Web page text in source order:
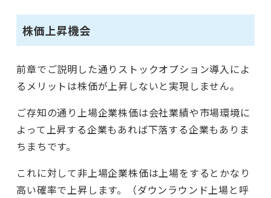
株価上昇機会
前章でご説明した通りストックオプション導入によ
るメリットは株価が上昇しないと実現しません。
ご存知の通り上場企業株価は会社業績や市場環境に
よって上昇する企業もあれば下落する企業もありま
ちまちです。
これに対して非上場企業株価は上場をするとかなり
高い確率で上昇します。（ダウンラウンド上場と呼